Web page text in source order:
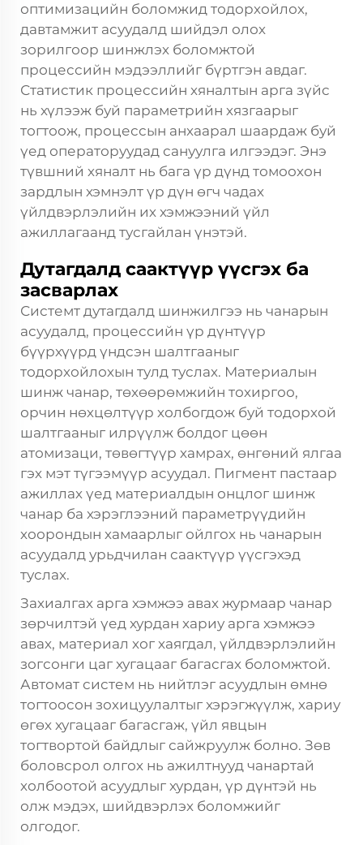
оптимизацийн боломжид тодорхойлох,
давтамжит асуудалд шийдэл олох
зорилгоор шинжлэх боломжтой
процессийн мэдээллийг бүртгэн авдаг.
Статистик процессийн хяналтын арга зүйс
нь хүлээж буй параметрийн хязгаарыг
тогтоож, процессын анхаарал шаардаж буй
үед операторуудад сануулга илгээдэг. Энэ
түвшний хяналт нь бага үр дүнд томоохон
зардлын хэмнэлт үр дүн өгч чадах
үйлдвэрлэлийн их хэмжээний үйл
ажиллагаанд тусгайлан үнэтэй.
Дутагдалд саактүүр үүсгэх ба
засварлах
Системт дутагдалд шинжилгээ нь чанарын
асуудалд, процессийн үр дүнтүүр
бүүрхүүрд үндсэн шалтгааныг
тодорхойлохын тулд туслах. Материалын
шинж чанар, төхөөрөмжийн тохиргоо,
орчин нөхцөлтүүр холбогдож буй тодорхой
шалтгааныг илрүүлж болдог цөөн
атомизаци, төвөгтүүр хамрах, өнгөний ялгаа
гэх мэт түгээмүүр асуудал. Пигмент пастаар
ажиллах үед материалдын онцлог шинж
чанар ба хэрэглээний параметрүүдийн
хоорондын хамаарлыг ойлгох нь чанарын
асуудалд урьдчилан саактүүр үүсгэхэд
туслах.
Захиалгах арга хэмжээ авах журмаар чанар
зөрчилтэй үед хурдан хариу арга хэмжээ
авах, материал хог хаягдал, үйлдвэрлэлийн
зогсонги цаг хугацааг багасгах боломжтой.
Автомат систем нь нийтлэг асуудлын өмнө
тогтоосон зохицуулалтыг хэрэгжүүлж, хариу
өгөх хугацааг багасгаж, үйл явцын
тогтвортой байдлыг сайжруулж болно. Зөв
боловсрол олгох нь ажилтнууд чанартай
холбоотой асуудлыг хурдан, үр дүнтэй нь
олж мэдэх, шийдвэрлэх боломжийг
олгодог.